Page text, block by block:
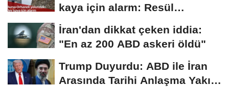
kaya için alarm: Resül
Kaplan'dan yetkililere...
İran'dan dikkat çeken iddia:
"En az 200 ABD askeri öldü"
Trump Duyurdu: ABD ile İran
Arasında Tarihi Anlaşma Yakın!